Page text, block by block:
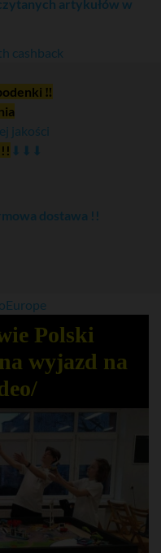
artykułów w
‼
jakości
⬇⬇⬇
dostawa !!
Polski
wyjazd na